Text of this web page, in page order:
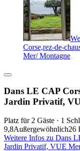
Corse,rez-de-
Mer/ Montagne
Dans LE CAP
Jardin Privatif,
Platz für 2 Gäste · 1
9,8Außergewöhnlich26
Weitere Infos zu Dans
Jardin Privatif, VUE